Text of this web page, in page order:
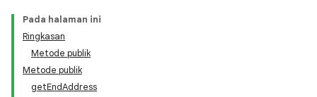
Pada halaman ini
Ringkasan
Metode publik
Metode publik
getEndAddress